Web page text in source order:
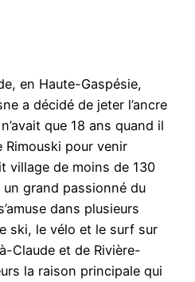
en Haute-Gaspésie,
a décidé de jeter l’ancre
que 18 ans quand il
pour venir
village de moins de 130
grand passionné du
dans plusieurs
ski, le vélo et le surf sur
Claude et de Rivière-
la raison principale qui